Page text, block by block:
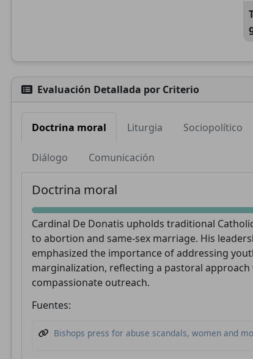
Evaluación Detallada por Criterio
Doctrina moral Liturgia Sociopolítico
Diálogo Comunicación
Doctrina moral
Cardinal De Donatis upholds traditional
to abortion and same-sex marriage. His
emphasized the importance of addressing
marginalization, reflecting a pastoral
compassionate outreach.
Fuentes:
Bishops press for abuse scandals, women and
CatéGPT.chat
Ayúdanos a continuar nuestra misión
CatéGPT, la organización detrás de